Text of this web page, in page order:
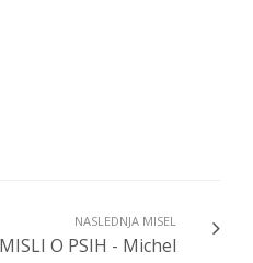
NASLEDNJA MISEL
O PSIH - Michel